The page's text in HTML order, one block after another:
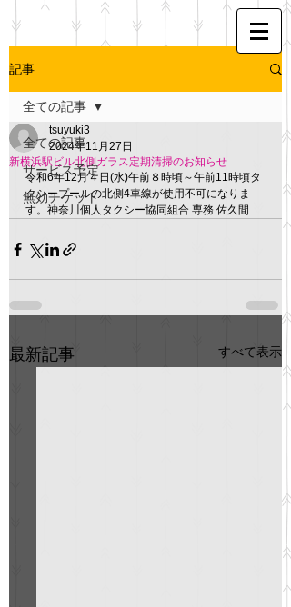
記事
全ての記事
サービス予定
無効チケット
全ての記事
新横浜駅ビル北側ガラス定期清掃のお知らせ
tsuyuki3
2024年11月27日
令和6年12月４日(水)午前８時頃～午前11時頃タ
クシープールの北側4車線が使用不可になりま
す。神奈川個人タクシー協同組合 専務 佐久間
最新記事 すべて表示